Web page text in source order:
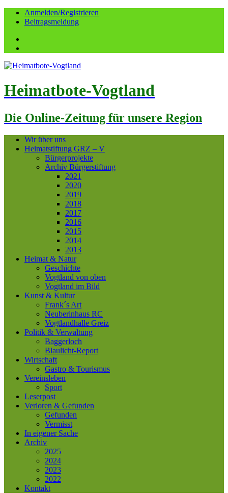
Anmelden/Registrieren
Beitragsmeldung
Heimatbote-Vogtland
Die Online-Zeitung für unsere Region
Wir über uns
Heimatstiftung GRZ – V
Bürgerprojekte
Archiv Bürgerstiftung
2021
2020
2019
2018
2017
2016
2015
2014
2013
Heimat & Natur
Geschichte
Vogtland von oben
Vogtland im Bild
Kunst & Kultur
Frank´s Art
Neuberinhaus RC
Vogtlandhalle Greiz
Politik & Verwaltung
Baggerloch
Blaulicht-Report
Wirtschaft
Gastro & Tourismus
Vereinsleben
Sport
Leserpost
Verloren & Gefunden
Gefunden
Vermisst
In eigener Sache
Archiv
2025
2024
2023
2022
Kontakt